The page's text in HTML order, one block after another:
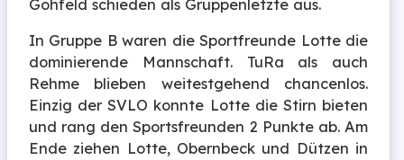
Gohfeld schieden als Gruppenletzte aus.
In Gruppe B waren die Sportfreunde Lotte die
dominierende Mannschaft. TuRa als auch
Rehme blieben weitestgehend chancenlos.
Einzig der SVLO konnte Lotte die Stirn bieten
und rang den Sportsfreunden 2 Punkte ab. Am
Ende ziehen Lotte, Obernbeck und Dützen in